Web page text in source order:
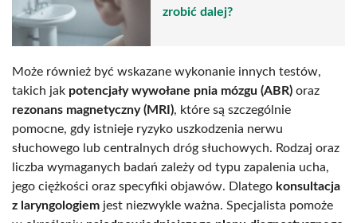
zrobić dalej?
Może również być wskazane wykonanie innych testów,
takich jak potencjały wywołane pnia mózgu (ABR) oraz
rezonans magnetyczny (MRI), które są szczególnie
pomocne, gdy istnieje ryzyko uszkodzenia nerwu
słuchowego lub centralnych dróg słuchowych. Rodzaj oraz
liczba wymaganych badań zależy od typu zapalenia ucha,
jego ciężkości oraz specyfiki objawów. Dlatego konsultacja
z laryngologiem jest niezwykle ważna. Specjalista pomoże